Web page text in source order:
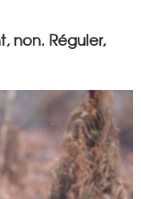
non. Réguler,